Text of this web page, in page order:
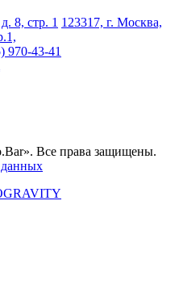
8, стр. 1 123317, г. Москва,
970-43-41
Все права защищены.